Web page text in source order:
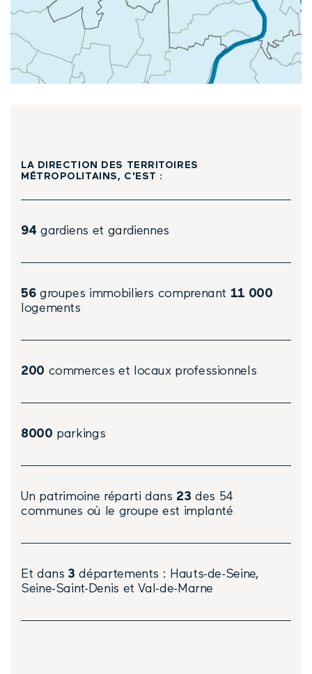
LA DIRECTION DES TERRITOIRES
MÉTROPOLITAINS, C'EST :
94 gardiens et gardiennes
56groupes immobiliers comprenant 11 000
logements
200 commerces et locaux professionnels
8000 parkings
Un patrimoine réparti dans 23 des 54
communes où le groupe est implanté
Et dans 3 départements : Hauts-de-Seine,
Seine-Saint-Denis et Val-de-Marne